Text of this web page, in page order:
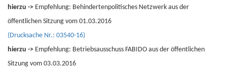
hierzu -> Empfehlung: Behindertenpolitisches Netzwerk aus der
öffentlichen Sitzung vom 01.03.2016
(Drucksache Nr.: 03540-16)
hierzu -> Empfehlung: Betriebsausschuss FABIDO aus der öffentlichen
Sitzung vom 03.03.2016